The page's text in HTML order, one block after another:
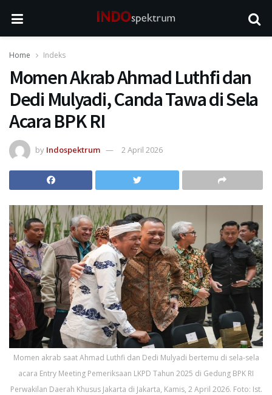
Home Indeks
Momen Akrab Ahmad Luthfi dan
Dedi Mulyadi, Canda Tawa di Sela
Acara BPK RI
by Indospektrum 2 April 2026
Momen akrab saat Ahmad Luthfi dan Dedi Mulyadi bertemu di sela-sela
acara Entry Meeting Pemeriksaan LKPD Tahun 2025 di Gedung BPK RI
Perwakilan Daerah Khusus Jakarta di Jakarta, Kamis, 2 April 2026. Foto: Ist.